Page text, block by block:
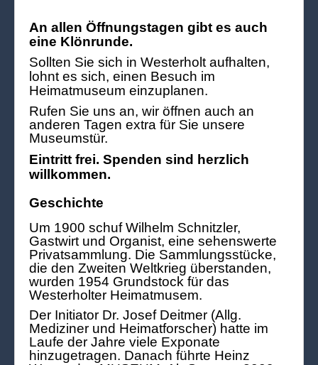
An allen Öffnungstagen gibt es auch
eine Klönrunde.
Sollten Sie sich in Westerholt aufhalten,
lohnt es sich, einen Besuch im
Heimatmuseum einzuplanen.
Rufen Sie uns an, wir öffnen auch an
anderen Tagen extra für Sie unsere
Museumstür.
Eintritt frei. Spenden sind herzlich
willkommen.
Geschichte
Um 1900 schuf Wilhelm Schnitzler,
Gastwirt und Organist, eine sehenswerte
Privatsammlung. Die Sammlungsstücke,
die den Zweiten Weltkrieg überstanden,
wurden 1954 Grundstock für das
Westerholter Heimatmusem.
Der Initiator Dr. Josef Deitmer (Allg.
Mediziner und Heimatforscher) hatte im
Laufe der Jahre viele Exponate
hinzugetragen. Danach führte Heinz